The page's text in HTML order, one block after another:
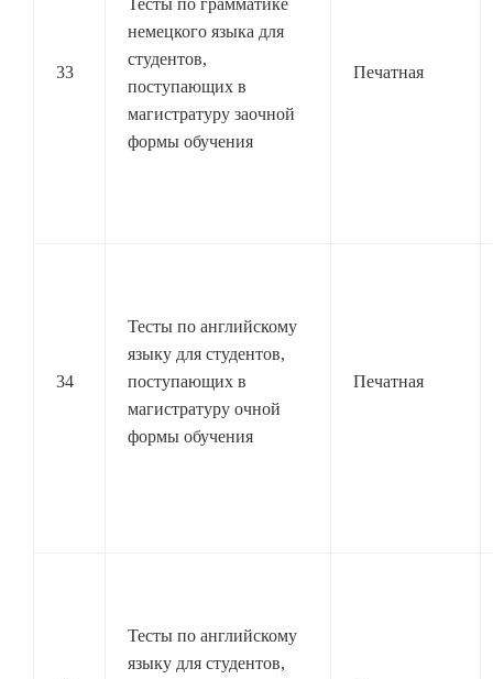
33
Тесты по грамматике
немецкого языка для
студентов,
поступающих в
магистратуру заочной
формы обучения
Печатная
34
Тесты по английскому
языку для студентов,
поступающих в
магистратуру очной
формы обучения
Печатная
Тесты по английскому
языку для студентов,